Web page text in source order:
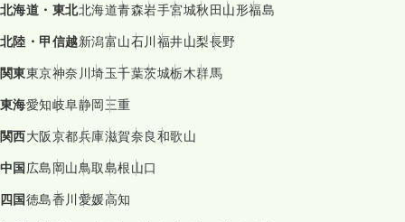
北海道・東北北海道青森岩手宮城秋田山形福島
北陸・甲信越新潟富山石川福井山梨長野
関東東京神奈川埼玉千葉茨城栃木群馬
東海愛知岐阜静岡三重
関西大阪京都兵庫滋賀奈良和歌山
中国広島岡山鳥取島根山口
四国徳島香川愛媛高知